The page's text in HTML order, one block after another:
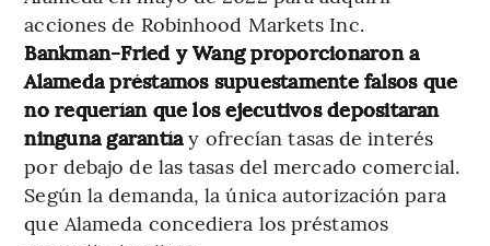
acciones de Robinhood Markets Inc.
Bankman-Fried y Wang proporcionaron a
Alameda préstamos supuestamente falsos que
no requerían que los ejecutivos depositaran
ninguna garantíay ofrecían tasas de interés
por debajo de las tasas del mercado comercial.
Según la demanda, la única autorización para
que Alameda concediera los préstamos